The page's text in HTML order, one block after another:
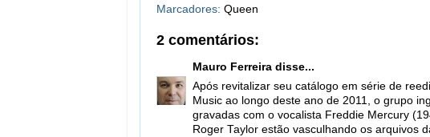
Marcadores: Queen
2 comentários:
Mauro Ferreira disse...
Após revitalizar seu catálogo em série de
Music ao longo deste ano de 2011, o grupo
gravadas com o vocalista Freddie Mercury
Roger Taylor estão vasculhando os arquivos